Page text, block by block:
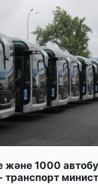
және 1000
транспорт